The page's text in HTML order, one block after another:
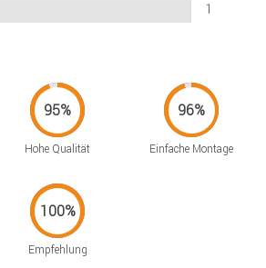
1
Hohe Qualität Einfache Montage
Empfehlung